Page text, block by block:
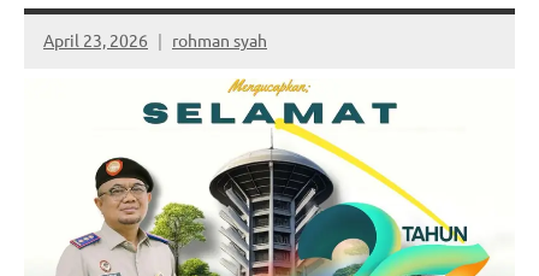
April 23, 2026 rohman syah
No